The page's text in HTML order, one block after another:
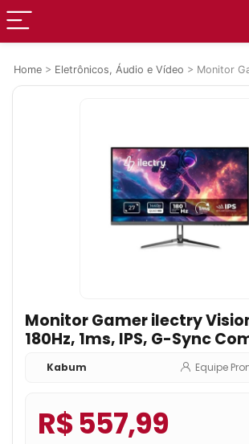
Home > Eletrônicos, Áudio e Vídeo > Monitor
Monitor Gamer ilectry
180Hz, 1ms, IPS, G-Sync
FreeSync, HDR, Preto –
Kabum Equipe
R$ 557,99